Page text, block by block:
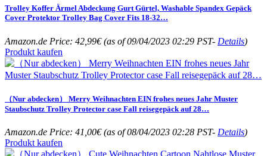
Trolley Koffer Ärmel Abdeckung Gurt Gürtel, Washable Spandex Gepäck
Cover Protektor Trolley Bag Cover Fits 18-32…
Amazon.de Price: 42,99€(as of 09/04/2023 02:29 PST- Details)
Produkt kaufen
（Nur abdecken） Merry Weihnachten EIN frohes neues Jahr Muster
Staubschutz Trolley Protector case Fall reisegepäck auf 28…
Amazon.de Price: 41,00€(as of 08/04/2023 02:28 PST- Details)
Produkt kaufen